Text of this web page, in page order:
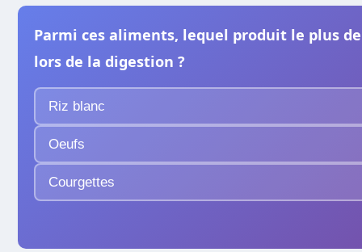
Parmi ces aliments, lequel produit le plus
lors de la digestion ?
Riz blanc
Oeufs
Courgettes